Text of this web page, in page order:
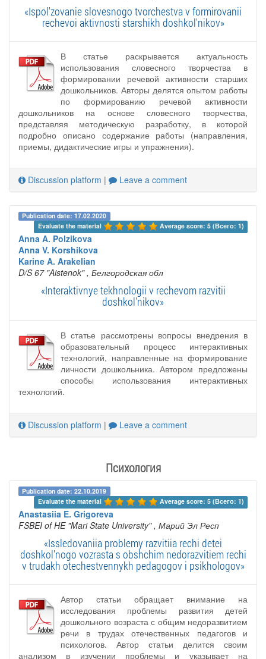
«Ispol'zovanie slovesnogo tvorchestva v formirovanii
rechevoi aktivnosti starshikh doshkol'nikov»
В статье раскрывается актуальность
использования словесного творчества в
формировании речевой активности старших
дошкольников. Авторы делятся опытом работы
по формированию речевой активности
дошкольников на основе словесного творчества,
представляя методическую разработку, в которой
подробно описано содержание работы (направления,
приемы, дидактические игры и упражнения).
Discussion platform | Leave a comment
Publication date: 17.02.2020
Evaluate the material
Average score: 5 (Всего: 1)
Anna A. Polzikova
Anna V. Korshikova
Karine A. Arakelian
D/S 67 "Aistenok" , Белгородская обл
«Interaktivnye tekhnologii v rechevom razvitii
doshkol'nikov»
В статье рассмотрены вопросы внедрения в
образовательный процесс интерактивных
технологий, направленные на формирование
личности дошкольника. Автором предложены
способы использования интерактивных
технологий.
Discussion platform | Leave a comment
Психология
Publication date: 22.10.2019
Evaluate the material
Average score: 5 (Всего: 1)
Anastasiia E. Grigoreva
FSBEI of HE "Mari State University" , Марий Эл Респ
«Issledovaniia problemy razvitiia rechi detei
doshkol'nogo vozrasta s obshchim nedorazvitiem rechi
v trudakh otechestvennykh pedagogov i psikhologov»
Автор статьи обращает внимание на
исследования проблемы развития детей
дошкольного возраста с общим недоразвитием
речи в трудах отечественных педагогов и
психологов. Автор статьи делится своим
анализом в изучении проблемы и указывает на